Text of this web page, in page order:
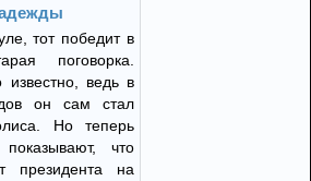
тот победит в
поговорка.
известно, ведь в
он сам стал
Но теперь
что
президента на